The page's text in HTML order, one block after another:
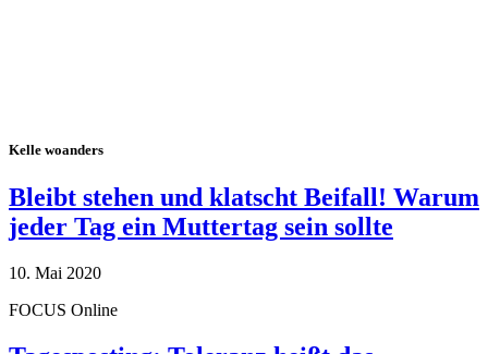
Kelle woanders
Bleibt stehen und klatscht Beifall! Warum
jeder Tag ein Muttertag sein sollte
10. Mai 2020
FOCUS Online